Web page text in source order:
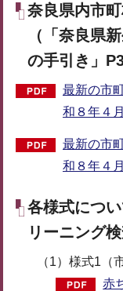
奈良県内市
（「奈良県
の手引き」
最新の市
和８年４
最新の市
和８年４
各様式につ
リーニング
（1）様式1（
赤